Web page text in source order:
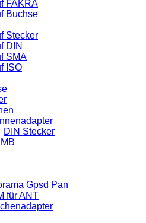
FAKRA
Buchse
Stecker
DIN
SMA
ISO
DIN Stecker
Gpsd Pan
für ANT